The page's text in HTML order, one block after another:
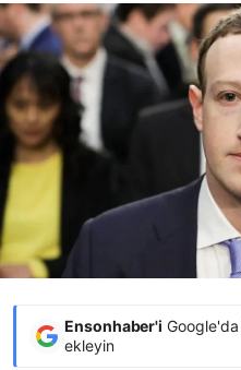
Ensonhaber'i Google'da
ekleyin